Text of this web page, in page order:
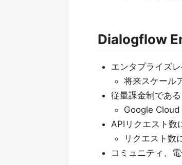
Dialogflow
エンタプライズ
将来スケール
従量課金制である
Google Cloud
APIリクエスト数
リクエスト数
コミュニティ、